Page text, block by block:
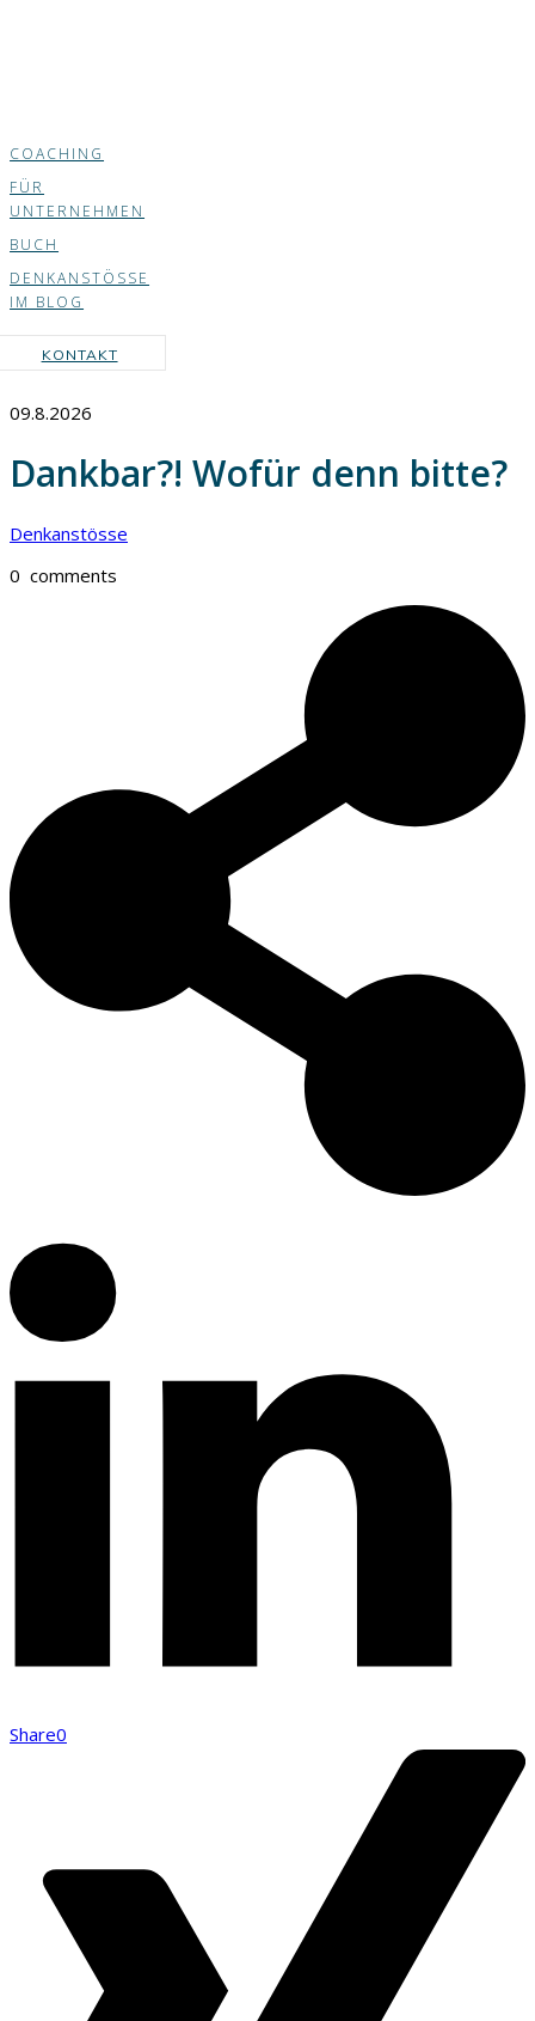
COACHING
FÜR
UNTERNEHMEN
BUCH
DENKANSTÖSSE
IM BLOG
KONTAKT
09.8.2026
Dankbar?! Wofür denn bitte?
Denkanstösse
0 comments
Share0